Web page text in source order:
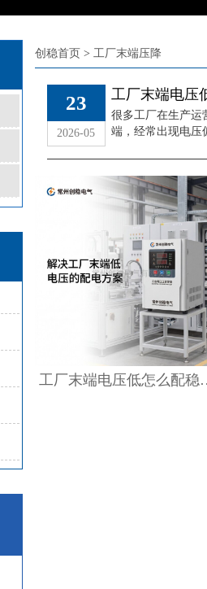
创稳首页 > 工厂末端压降
23
2026-05
工厂末端电压
很多工厂在生产运
端，经常出现电压
工厂末
工厂末端电压低怎么配
查看详情